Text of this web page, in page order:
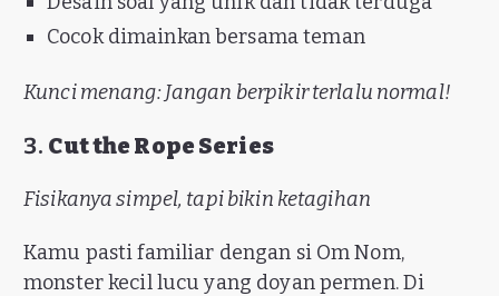
Cocok dimainkan bersama teman
Kunci menang: Jangan berpikir terlalu normal!
3. Cut the Rope Series
Fisikanya simpel, tapi bikin ketagihan
Kamu pasti familiar dengan si Om Nom,
monster kecil lucu yang doyan permen. Di